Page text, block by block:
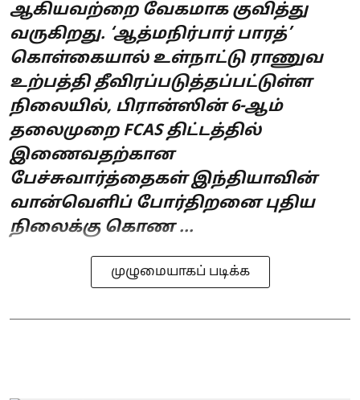
ஆகியவற்றை வேகமாக குவித்து
வருகிறது. ‘ஆத்மநிர்பார் பாரத்’
கொள்கையால் உள்நாட்டு ராணுவ
உற்பத்தி தீவிரப்படுத்தப்பட்டுள்ள
நிலையில், பிரான்ஸின் 6-ஆம்
தலைமுறை FCAS திட்டத்தில்
இணைவதற்கான
பேச்சுவார்த்தைகள் இந்தியாவின்
வான்வெளிப் போர்திறனை புதிய
நிலைக்கு கொண ...
முழுமையாகப் படிக்க